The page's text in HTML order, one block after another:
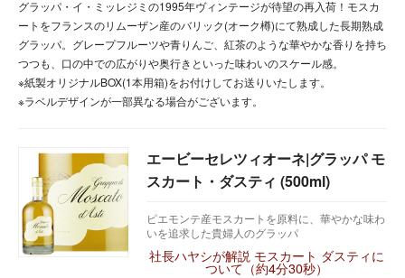
グラッパ・イ・ミッレジミの1995年ヴィンテージが待望の再入荷！モスカ
ートをフランスのリムーザン産のバリック(オーク樽)にて熟成した長期熟成
グラッパ。グレープフルーツや青りんご、紅茶のような華やかな香りを持ち
つつも、口の中での広がりや奥行きといった味わいのスケール感。
※紙製オリジナルBOX(1本用箱)をお付けしてお送りいたします。
※ラベルデザインが一部異なる場合がございます。
エービーセレツィオーネ|グラッパ モ
スカート・ダスティ (500ml)
ピエモンテ産モスカートを原料に、華やかな味わ
いを追求した貴婦人のグラッパ
社長ハヤシが解説 モスカート ダスティに
ついて（約4分30秒）